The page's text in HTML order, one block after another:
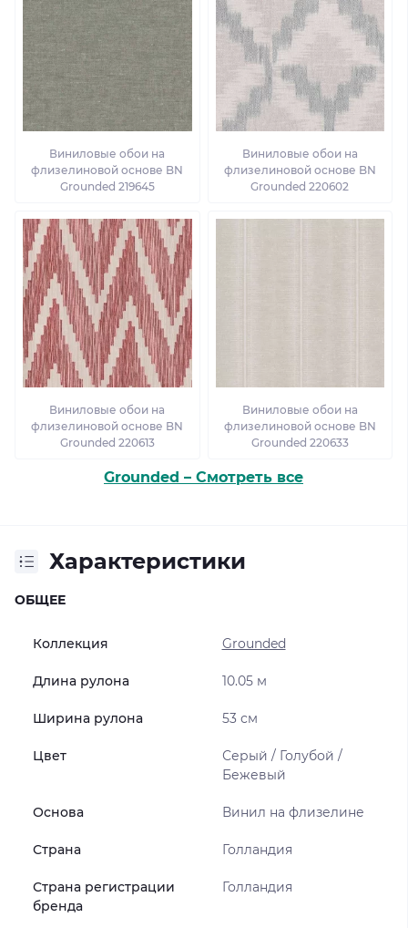
Виниловые обои на
флизелиновой основе BN
Grounded 219645
Виниловые обои на
флизелиновой основе BN
Grounded 220602
Виниловые обои на
флизелиновой основе BN
Grounded 220613
Виниловые обои на
флизелиновой основе BN
Grounded 220633
Grounded – Смотреть все
Характеристики
ОБЩЕЕ
Коллекция Grounded
Длина рулона 10.05 м
Ширина рулона 53 см
Цвет
Серый / Голубой /
Бежевый
Основа Винил на флизелине
Страна Голландия
Страна регистрации
бренда
Голландия